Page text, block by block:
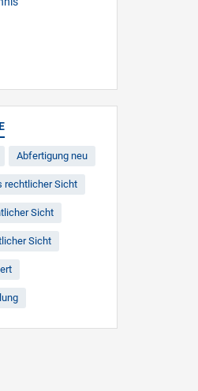
Abfertigung neu
rechtlicher Sicht
Sicht
Sicht